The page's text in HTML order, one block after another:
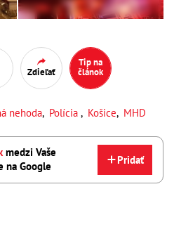
Zdieľať
Tip na
článok
nehoda, Polícia , Košice, MHD
medzi Vaše
na Google
Pridať